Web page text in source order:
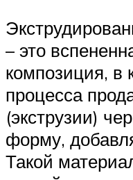
– это
композиция, в
процесса
(экструзии)
форму,
Такой